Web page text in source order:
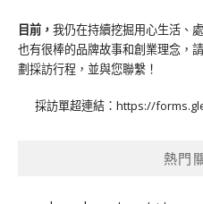
目前， 我仍在持續挖掘用心生活、
也有很棒的品牌故事和創業理念，
劃採訪行程，並與您聯繫！
採訪單超連結： https://
熱門